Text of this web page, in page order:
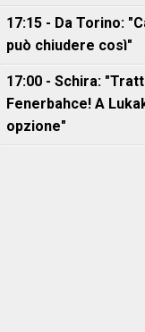
17:15 - Da Torino:
può chiudere così"
17:00 - Schira:
Fenerbahce! A
opzione"